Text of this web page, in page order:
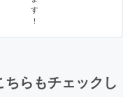
す
！
らもチェックし